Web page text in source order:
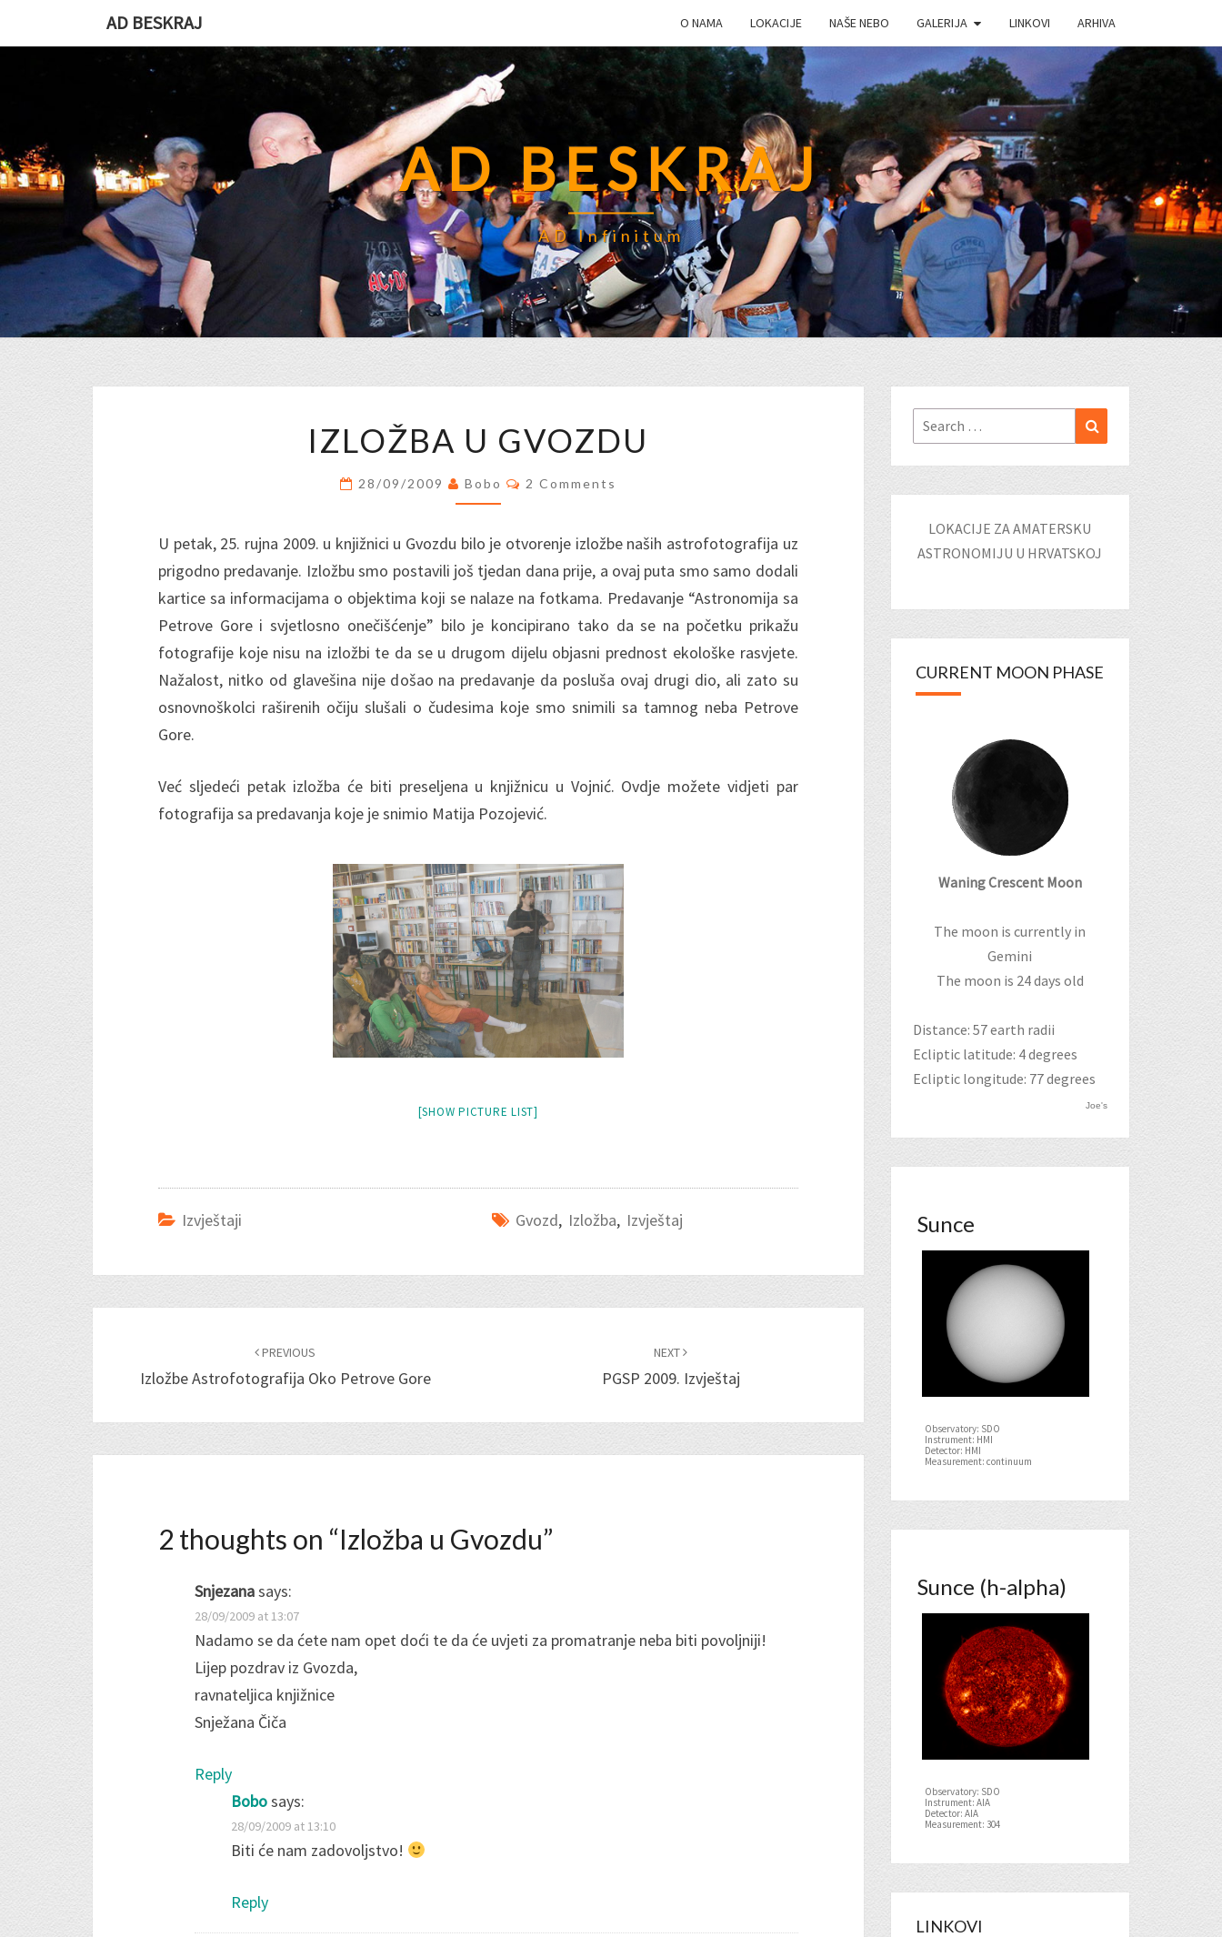
AD BESKRAJ O NAMA LOKACIJE NAŠE NEBO GALERIJA LINKOVI ARHIVA
AD BESKRAJ
AD Infinitum
U
IZLOŽBA U GVOZDU
28/09/2009 Bobo Comments
2 Comments
U petak, 25. rujna 2009. u knjižnici u Gvozdu bilo je otvorenje izložbe naših astrofotografija uz
prigodno predavanje. Izložbu smo postavili još tjedan dana prije, a ovaj puta smo samo dodali
kartice sa informacijama o objektima koji se nalaze na fotkama. Predavanje “Astronomija sa
Petrove Gore i svjetlosno onečišćenje” bilo je koncipirano tako da se na početku prikažu
fotografije koje nisu na izložbi te da se u drugom dijelu objasni prednost ekološke rasvjete.
Nažalost, nitko od glavešina nije došao na predavanje da posluša ovaj drugi dio, ali zato su
osnovnoškolci raširenih očiju slušali o čudesima koje smo snimili sa tamnog neba Petrove
Gore.
Već sljedeći petak izložba će biti preseljena u knjižnicu u Vojnić. Ovdje možete vidjeti par
fotografija sa predavanja koje je snimio Matija Pozojević.
[SHOW PICTURE LIST]
Izvještaji Gvozd, Izložba, Izvještaj
PREVIOUS
Izložbe Astrofotografija Oko Petrove Gore
NEXT
PGSP 2009. Izvještaj
2 thoughts on “Izložba u Gvozdu”
Snjezanasays:
28/09/2009 at 13:07
Nadamo se da ćete nam opet doći te da će uvjeti za promatranje neba biti povoljniji!
Lijep pozdrav iz Gvozda,
ravnateljica knjižnice
Snježana Čiča
Reply
Bobosays:
28/09/2009 at 13:10
Biti će nam zadovoljstvo!
Reply
Search
for:
Search
LOKACIJE ZA AMATERSKU
ASTRONOMIJU U HRVATSKOJ
CURRENT MOON PHASE
Waning Crescent Moon
The moon is currently in
Gemini
The moon is 24 days old
Distance: 57 earth radii
Ecliptic latitude: 4 degrees
Ecliptic longitude: 77 degrees
Joe's
Sunce
Observatory: SDO
Instrument: HMI
Detector: HMI
Measurement: continuum
Sunce (h-alpha)
Observatory: SDO
Instrument: AIA
Detector: AIA
Measurement: 304
LINKOVI